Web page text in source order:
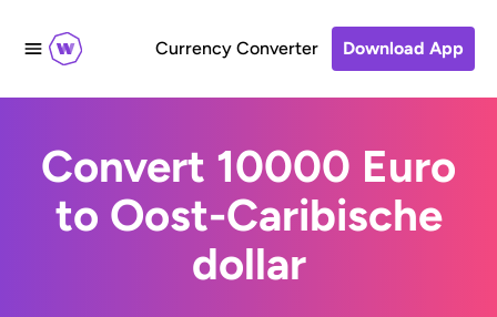
Currency Converter Download App
Convert 10000 Euro
to Oost-Caribische
dollar